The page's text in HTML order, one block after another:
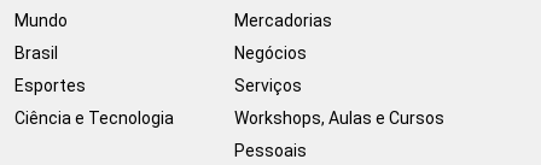
Mundo
Brasil
Esportes
Ciência e Tecnologia
Mercadorias
Negócios
Serviços
Workshops, Aulas e Cursos
Pessoais